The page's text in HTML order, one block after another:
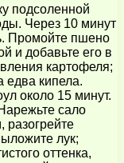
подсоленной
Через 10 минут
Промойте пшено
и добавьте его в
картофеля;
едва кипела.
около 15 минут.
сало
разогрейте
лук;
оттенка,